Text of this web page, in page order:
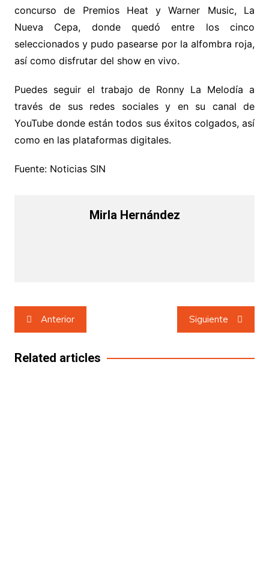
concurso de Premios Heat y Warner Music, La
Nueva Cepa, donde quedó entre los cinco
seleccionados y pudo pasearse por la alfombra roja,
así como disfrutar del show en vivo.
Puedes seguir el trabajo de Ronny La Melodía a
través de sus redes sociales y en su canal de
YouTube donde están todos sus éxitos colgados, así
como en las plataformas digitales.
Fuente: Noticias SIN
Mirla Hernández
Navegación
de
entradas
Anterior Siguiente
Related articles